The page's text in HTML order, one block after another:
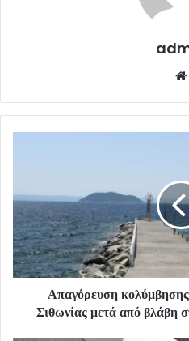
Απαγόρευση
Σιθωνίας μετά από βλάβη